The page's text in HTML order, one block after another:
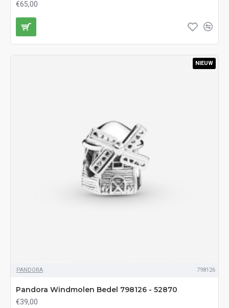
€65,00
NIEUW
PANDORA 798126
Pandora Windmolen Bedel 798126 - 52870
€39,00